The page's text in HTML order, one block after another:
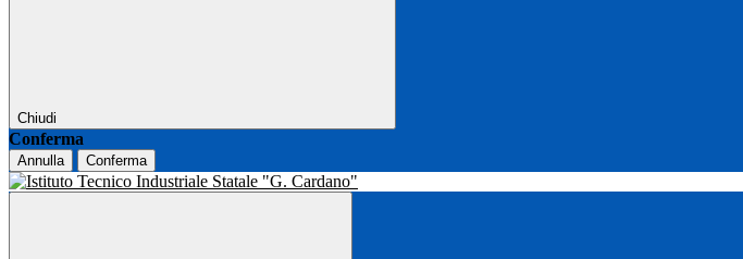
Chiudi
Conferma
Annulla Conferma